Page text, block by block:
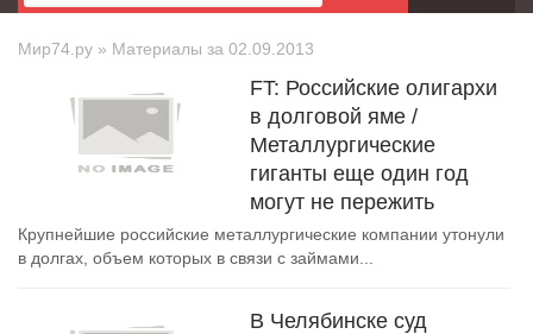
Мир74.ру » Материалы за 02.09.2013
FT: Российские олигархи
в долговой яме /
Металлургические
гиганты еще один год
могут не пережить
Крупнейшие российские металлургические компании утонули
в долгах, объем которых в связи с займами...
В Челябинске суд